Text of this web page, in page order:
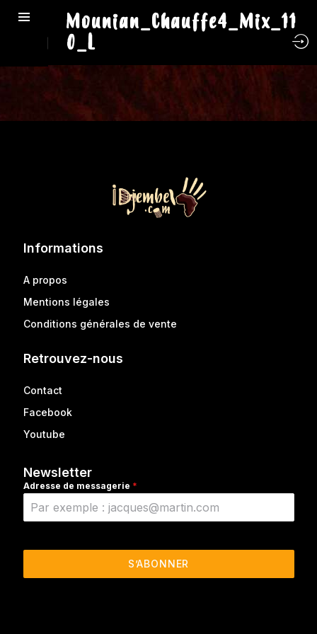
Mounian_Chauffe4_Mix_11
0_L
Informations
A propos
Mentions légales
Conditions générales de vente
Retrouvez-nous
Contact
Facebook
Youtube
Newsletter
Adresse de messagerie *
S’ABONNER